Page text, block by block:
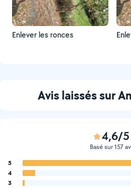
Enlever les ronces
Avis laissés sur
4,6/5
Basé sur 157
5
4
3